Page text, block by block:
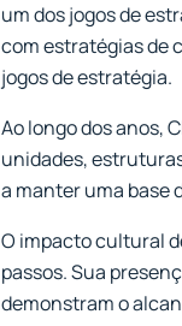
um dos jogos de
com estratégias de
jogos de estratégia.
Ao longo dos anos,
unidades,
a manter uma base
O impacto cultural
passos. Sua
demonstram o